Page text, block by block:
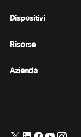
Messaggistica
Eventi
Termini e condizioni
Marchi
Dispositivi
Dispositivi della stanza
Risorse
Prezzi
Azienda
Contatta il supporto